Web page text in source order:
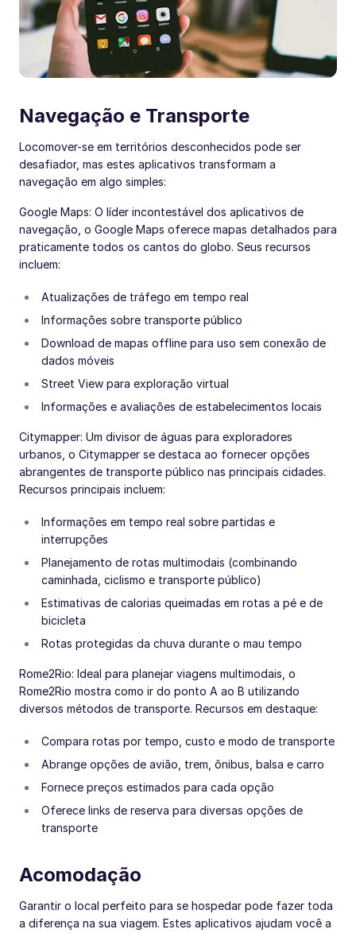
Navegação e Transporte
Locomover-se em territórios desconhecidos pode ser
desafiador, mas estes aplicativos transformam a
navegação em algo simples:
Google Maps: O líder incontestável dos aplicativos de
navegação, o Google Maps oferece mapas detalhados para
praticamente todos os cantos do globo. Seus recursos
incluem:
Atualizações de tráfego em tempo real
Informações sobre transporte público
Download de mapas offline para uso sem conexão de
dados móveis
Street View para exploração virtual
Informações e avaliações de estabelecimentos locais
Citymapper: Um divisor de águas para exploradores
urbanos, o Citymapper se destaca ao fornecer opções
abrangentes de transporte público nas principais cidades.
Recursos principais incluem:
Informações em tempo real sobre partidas e
interrupções
Planejamento de rotas multimodais (combinando
caminhada, ciclismo e transporte público)
Estimativas de calorias queimadas em rotas a pé e de
bicicleta
Rotas protegidas da chuva durante o mau tempo
Rome2Rio: Ideal para planejar viagens multimodais, o
Rome2Rio mostra como ir do ponto A ao B utilizando
diversos métodos de transporte. Recursos em destaque:
Compara rotas por tempo, custo e modo de transporte
Abrange opções de avião, trem, ônibus, balsa e carro
Fornece preços estimados para cada opção
Oferece links de reserva para diversas opções de
transporte
Acomodação
Garantir o local perfeito para se hospedar pode fazer toda
a diferença na sua viagem. Estes aplicativos ajudam você a